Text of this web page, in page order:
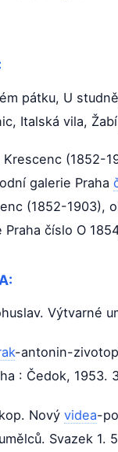
pátku, U
Italská vila, Žabí
Krescenc
galerie Praha
(1852-1903),
Praha číslo O
Výtvarné
-antonin-
: Čedok, 1953.
Nový videa-
Svazek 1.